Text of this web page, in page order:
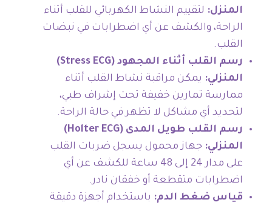
المنزل: لتقييم النشاط الكهربائي للقلب أثناء
الراحة، والكشف عن أي اضطرابات في نبضات
القلب.
رسم القلب أثناء المجهود (Stress ECG)
المنزلي: يمكن مراقبة نشاط القلب أثناء
ممارسة تمارين خفيفة تحت إشراف طبي،
لتحديد أي مشاكل لا تظهر في حالة الراحة.
رسم القلب طويل المدى (Holter ECG)
المنزلي: جهاز محمول يسجل ضربات القلب
على مدار 24 إلى 48 ساعة للكشف عن أي
اضطرابات متقطعة أو خفقان نادر.
قياس ضغط الدم: باستخدام أجهزة دقيقة